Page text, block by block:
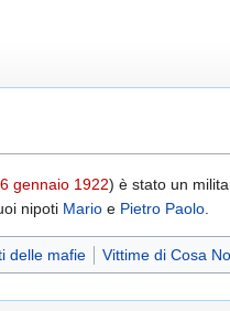
gennaio 1922) è stato un
nipoti Mario e Pietro Paolo.
delle mafie Vittime di Cosa